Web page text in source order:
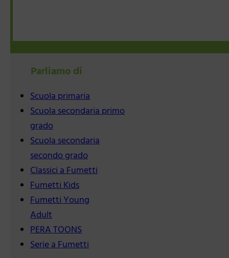
Parliamo di
Scuola primaria
Scuola secondaria primo
grado
Scuola secondaria
secondo grado
Classici a Fumetti
Fumetti Kids
Fumetti Young
Adult
PERA TOONS
Serie a Fumetti